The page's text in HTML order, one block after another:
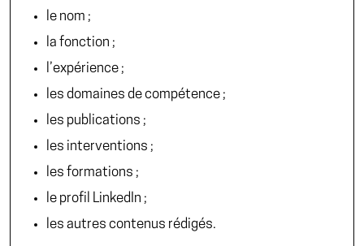
le nom ;
la fonction ;
l’expérience ;
les domaines de compétence ;
les publications ;
les interventions ;
les formations ;
le profil LinkedIn ;
les autres contenus rédigés.